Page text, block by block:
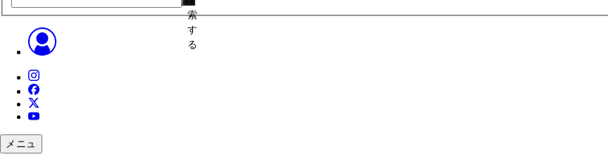
索
す
る
メニュ